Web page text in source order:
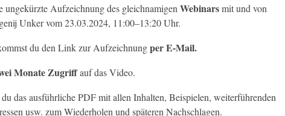
ungekürzte Aufzeichnung des gleichnamigen Webinarsmit und von
Unker vom 23.03.2024, 11:00–13:20 Uhr.
du den Link zur Aufzeichnungper E-Mail.
Monate Zugriffauf das Video.
das ausführliche PDF mit allen Inhalten, Beispielen, weiterführenden
usw. zum Wiederholen und späteren Nachschlagen.